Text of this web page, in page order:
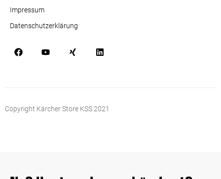
Impressum
Datenschutzerklärung
Copyright Kärcher Store KSS 2021